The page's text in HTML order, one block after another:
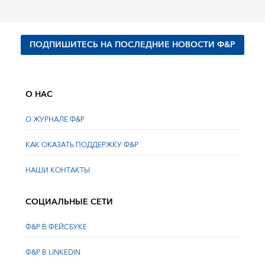
ПОДПИШИТЕСЬ НА ПОСЛЕДНИЕ НОВОСТИ Ф&Р
О НАС
О ЖУРНАЛЕ Ф&Р
КАК ОКАЗАТЬ ПОДДЕРЖКУ Ф&Р
НАШИ КОНТАКТЫ
СОЦИАЛЬНЫЕ СЕТИ
Ф&Р В ФЕЙСБУКЕ
Ф&Р В LINKEDIN